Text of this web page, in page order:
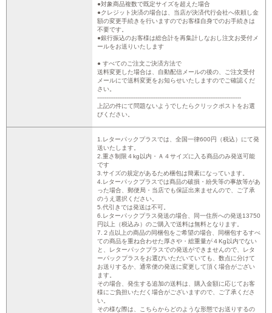
●対象商品複数で既定サイズを超えた場合
●クレジット決済の場合は、当店が決済代行会社へ依頼し金
額の変更手続きを行いますのでお客様自身でのお手続きは
不要です。
●銀行振込のお客様は総合計を再集計しなおし注文お受付メ
ールをお送りいたします
● すべてのご注文ご決済方法で
送料変更した場合は、自動配信メールの後の、ご注文受付
メールにで送料変更をお知らせいたしますのでご確認くだ
さい。
-------------------------------------------------------------------------------
上記の件にて問題ないようでしたらクリックポストをお選
びください。
1.レターパックプラスでは、全国一律600円（税込）にて発
送いたします。
2.重さ制限４kg以内・Ａ４サイズに入る商品のみ発送可能
です
3.サイズの規定があるため梱包は簡素になっています。
4.レターパックプラスでは商品の破損・紛失等の事故等があ
った場合、郵便局・当店でも保証出来ませんので、ご了承
のうえ選択ください。
5.代引きでは発送は不可。
6.レターパックプラス発送の場合、同一住所への発送13750
円以上（税込み）のご購入で送料は無料となります。
7.２点以上の商品の同梱包をご希望の場合、同梱包するすべ
ての商品を重ね合わせた厚さや・総重量が４Kg以内でない
と、レターパックプラスでの発送ができませんので、レタ
ーパックプラスをお選びいただいていても、数点に分けて
お送りするか、通常便の発送に変更して頂く場合がござい
ます。
その場合、発生する追加の送料は、購入金額に応じてお客
様にご負担いただく場合がございますので、ご了承くださ
い。
その様な際は、こちらからどのような形態でお送りするの